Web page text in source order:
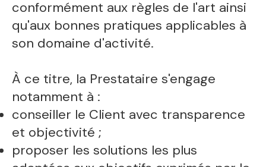
conformément aux règles de l'art ainsi
qu'aux bonnes pratiques applicables à
son domaine d'activité.
À ce titre, la Prestataire s'engage
notamment à :
conseiller le Client avec transparence
et objectivité ;
proposer les solutions les plus